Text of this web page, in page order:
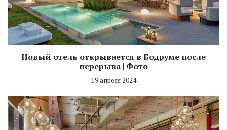
Новый отель открывается в Бодруме после
перерыва | Фото
19 апреля 2024